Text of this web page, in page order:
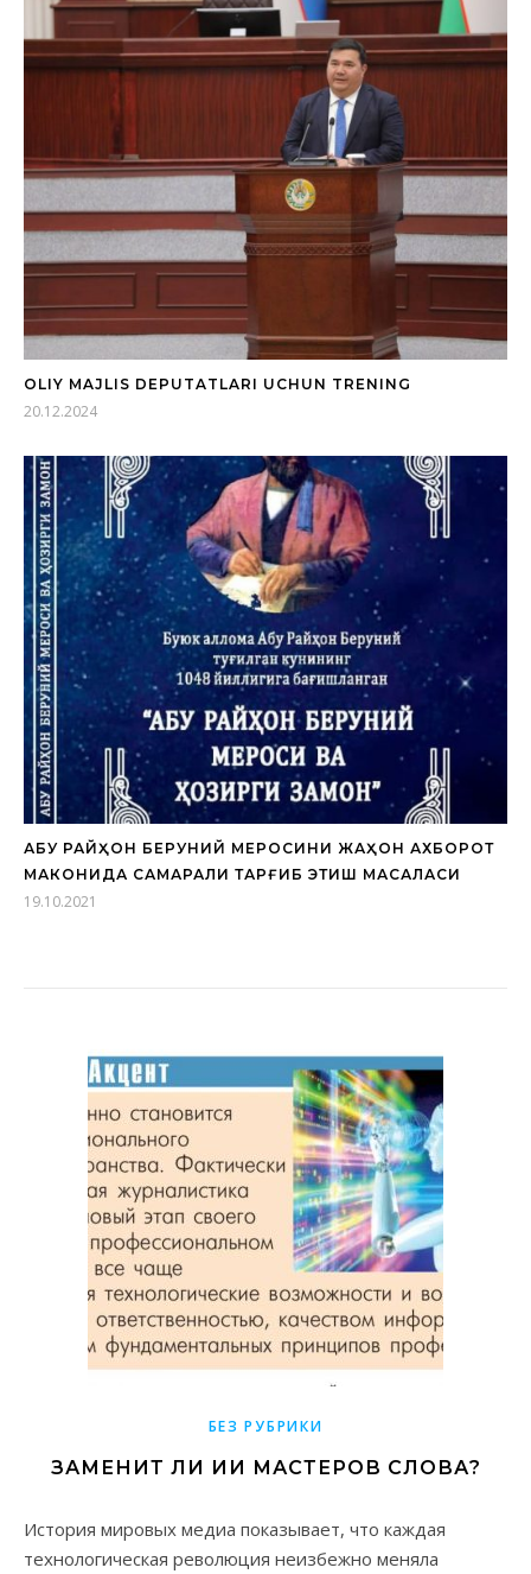
OLIY MAJLIS DEPUTATLARI UCHUN TRENING
20.12.2024
АБУ РАЙҲОН БЕРУНИЙ МЕРОСИНИ ЖАҲОН АХБОРОТ
МАКОНИДА САМАРАЛИ ТАРҒИБ ЭТИШ МАСАЛАСИ
19.10.2021
БЕЗ РУБРИКИ
ЗАМЕНИТ ЛИ ИИ МАСТЕРОВ СЛОВА?
История мировых медиа показывает, что каждая
технологическая революция неизбежно меняла